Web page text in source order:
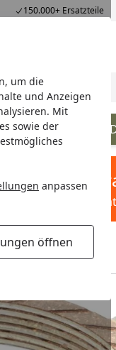
um die
und Anzeigen
Mit
sowie der
anpassen
öffnen
150.000+ Ersatzteile
Suche
Ersatzteile
Filter&Pflege
6